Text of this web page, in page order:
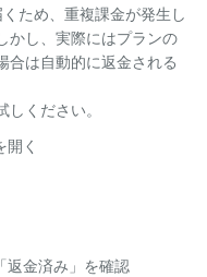
ため、重複課金が発生し
かし、実際にはプランの
合は自動的に返金される
ください。
く
返金済み」を確認